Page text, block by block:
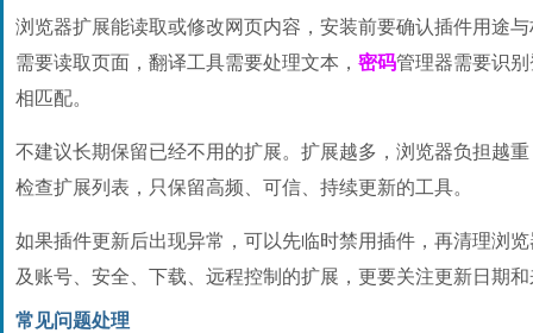
浏览器扩展能读取或修改网页内容，安装前要确认插件用途
需要读取页面，翻译工具需要处理文本， 密码管理器需要识
相匹配。
不建议长期保留已经不用的扩展。扩展越多，浏览器负担越
检查扩展列表，只保留高频、可信、持续更新的工具。
如果插件更新后出现异常，可以先临时禁用插件，再清理浏
及账号、安全、下载、远程控制的扩展，更要关注更新日期
常见问题处理